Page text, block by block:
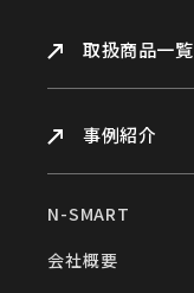
取扱商品一覧
事例紹介
N-SMART
会社概要